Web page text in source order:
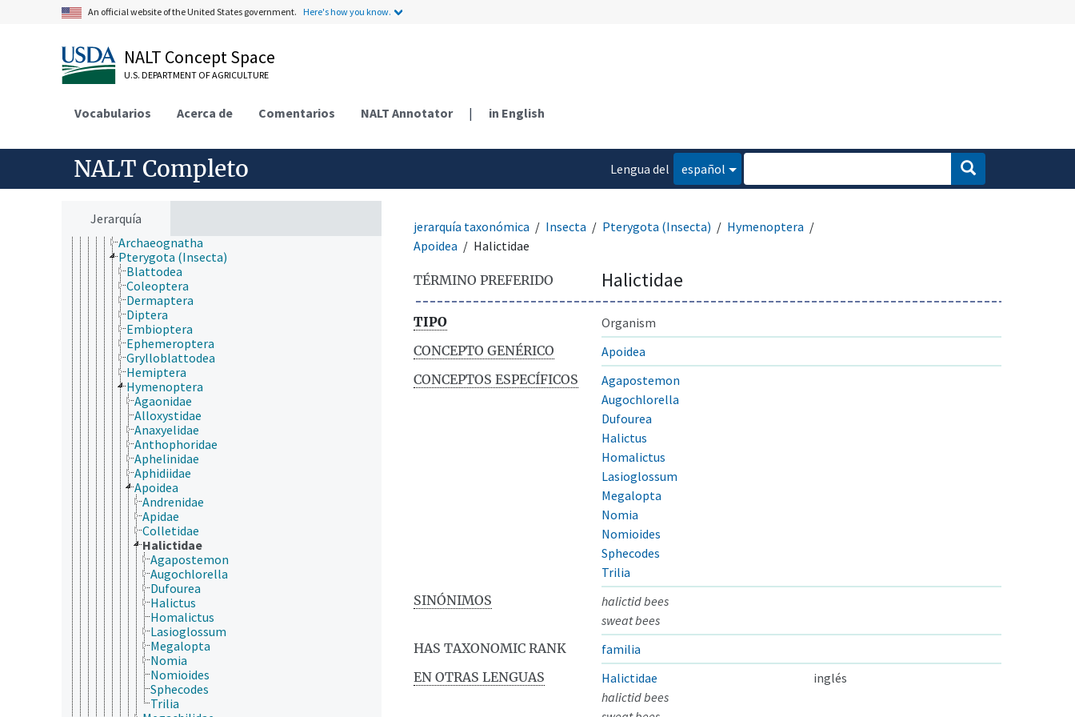
An official website of the United States government. Here's how you know.
NALT Concept Space
U.S. DEPARTMENT OF AGRICULTURE
Vocabularios Acerca de Comentarios NALT Annotator | in English
NALT Completo
Lengua del
español
Jerarquía
animales, ganado, Una Sola Salud
fincas, sistemas de producción agrícola
investigación, tecnología, métodos
jerarquía taxonómica
Acanthocephala
Crustácea
Collembola
Diplura
Insecta
Archaeognatha
Pterygota (Insecta)
Blattodea
Coleoptera
Dermaptera
Diptera
Embioptera
Ephemeroptera
Grylloblattodea
Hemiptera
Hymenoptera
Agaonidae
Alloxystidae
Anaxyelidae
Anthophoridae
Aphelinidae
Aphidiidae
Apoidea
Andrenidae
Apidae
Colletidae
Halictidae
Agapostemon
Augochlorella
Dufourea
Halictus
Homalictus
Lasioglossum
Megalopta
Nomia
Nomioides
Sphecodes
Trilia
jerarquía taxonómica Insecta Pterygota (Insecta)
Hymenoptera
Apoidea
Halictidae
TÉRMINO PREFERIDO Halictidae
TIPO
Organism
CONCEPTO GENÉRICO
Apoidea
CONCEPTOS ESPECÍFICOS
Agapostemon
Augochlorella
Dufourea
Halictus
Homalictus
Lasioglossum
Megalopta
Nomia
Nomioides
Sphecodes
Trilia
SINÓNIMOS
halictid bees
sweat bees
HAS TAXONOMIC RANK
familia
EN OTRAS LENGUAS
Halictidae
inglés
halictid bees